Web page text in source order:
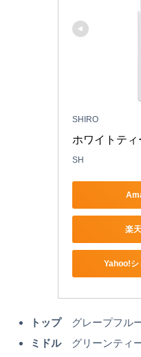
SHIRO
ホワイトティ
SH
楽
Yahoo!シ
トップグレープフルー
ミドルグリーンティー